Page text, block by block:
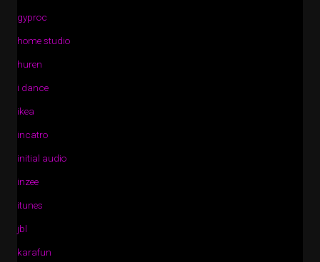
gyproc
home studio
huren
i dance
ikea
incatro
initial audio
inzee
itunes
jbl
karafun